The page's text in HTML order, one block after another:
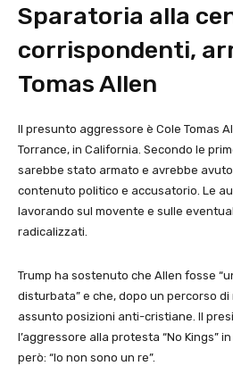
Sparatoria alla
corrispondenti,
Tomas Allen
Il presunto aggressore è Cole Tomas
Torrance, in California. Secondo le
sarebbe stato armato e avrebbe
contenuto politico e accusatorio. Le
lavorando sul movente e sulle
radicalizzati.
Trump ha sostenuto che Allen fosse
disturbata” e che, dopo un percorso
assunto posizioni anti-cristiane. Il
l’aggressore alla protesta “No Kings”
però: “Io non sono un re”.